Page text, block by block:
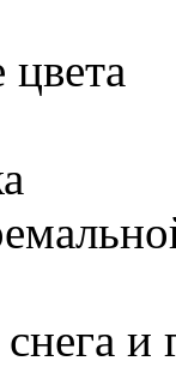
цвета
и